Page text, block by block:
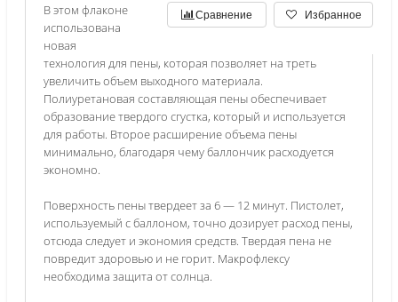
Сравнение Избранное
В этом флаконе
использована
новая
технология для пены, которая позволяет на треть
увеличить объем выходного материала.
Полиуретановая составляющая пены обеспечивает
образование твердого сгустка, который и используется
для работы. Второе расширение объема пены
минимально, благодаря чему баллончик расходуется
экономно.
Поверхность пены твердеет за 6 — 12 минут. Пистолет,
используемый с баллоном, точно дозирует расход пены,
отсюда следует и экономия средств. Твердая пена не
повредит здоровью и не горит. Макрофлексу
необходима защита от солнца.